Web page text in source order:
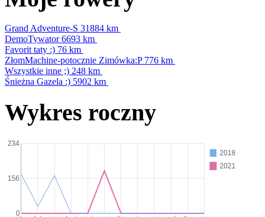
Grand Adventure-S 31884 km
DemoTywator6693 km
Favorit taty :) 76 km
ZłomMachine-potocznie Zimówka:P 776 km
Wszystkie inne ;) 248 km
Śnieżna Gazela :) 5902 km
Wykres roczny